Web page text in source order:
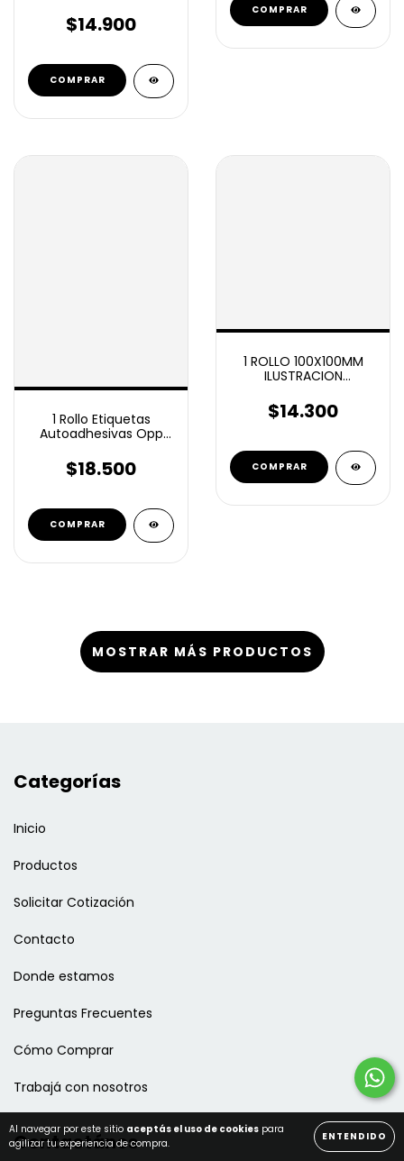
Al navegar por este sitio aceptás el uso de cookies para
agilizar tu experiencia de compra.
ENTENDIDO
$14.900
1 Rollo Etiquetas
Autoadhesivas Opp
$18.500
1 ROLLO 100X100MM
ILUSTRACION
$14.300
MOSTRAR MÁS PRODUCTOS
Categorías
Inicio
Productos
Solicitar Cotización
Contacto
Donde estamos
Preguntas Frecuentes
Cómo Comprar
Trabajá con nosotros
Contactános